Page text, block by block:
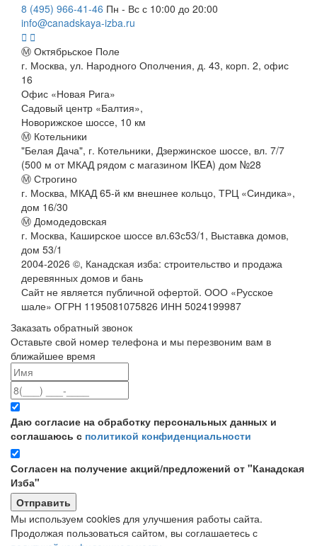
8 (495) 966-41-46 Пн - Вс с 10:00 до 20:00
info@canadskaya-izba.ru
Ⓜ Октябрьское Поле
г. Москва, ул. Народного Ополчения, д. 43, корп. 2, офис
16
Офис «Новая Рига»
Садовый центр «Балтия»,
Новорижское шоссе, 10 км
Ⓜ Котельники
"Белая Дача", г. Котельники, Дзержинское шоссе, вл. 7/7
(500 м от МКАД рядом с магазином IKEA) дом №28
Ⓜ Строгино
г. Москва, МКАД 65-й км внешнее кольцо, ТРЦ «Синдика»,
дом 16/30
Ⓜ Домодедовская
г. Москва, Каширское шоссе вл.63с53/1, Выставка домов,
дом 53/1
2004-2026 ©, Канадская изба: строительство и продажа
деревянных домов и бань
Сайт не является публичной офертой. ООО «Русское
шале» ОГРН 1195081075826 ИНН 5024199987
Заказать обратный звонок
Оставьте свой номер телефона и мы перезвоним вам в
ближайшее время
Даю согласие на обработку персональных данных и
соглашаюсь с политикой конфиденциальности
Согласен на получение акций/предложений от "Канадская
Изба"
Мы используем cookies для улучшения работы сайта.
Продолжая пользоваться сайтом, вы соглашаетесь с